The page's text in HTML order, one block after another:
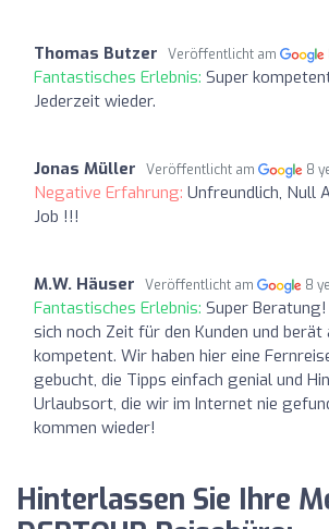
Thomas Butzer Veröffentlicht am
Fantastisches Erlebnis: Super
Jederzeit wieder.
Jonas Müller Veröffentlicht am 8
Negative Erfahrung: Unfreundlich, Null
Job !!!
M.W. Häuser Veröffentlicht am 8
Fantastisches Erlebnis: Super
sich noch Zeit für den Kunden und
kompetent. Wir haben hier eine
gebucht, die Tipps einfach genial und
Urlaubsort, die wir im Internet nie
kommen wieder!
Hinterlassen Sie Ihre